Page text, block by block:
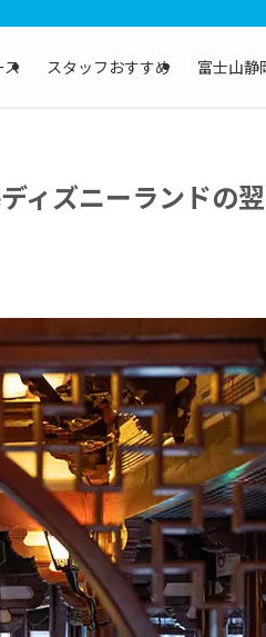
ス スタッフおすすめ 富士山静
ィズニーランドの